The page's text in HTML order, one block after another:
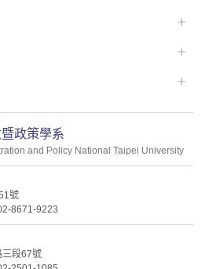
政策學系
and Policy National Taipei University
號
8671-9223
三段67號